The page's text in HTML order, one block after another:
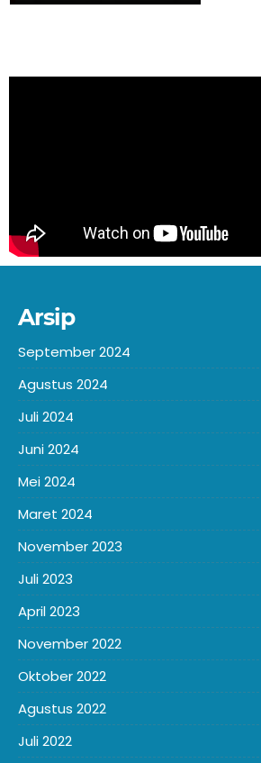
Arsip
September 2024
Agustus 2024
Juli 2024
Juni 2024
Mei 2024
Maret 2024
November 2023
Juli 2023
April 2023
November 2022
Oktober 2022
Agustus 2022
Juli 2022